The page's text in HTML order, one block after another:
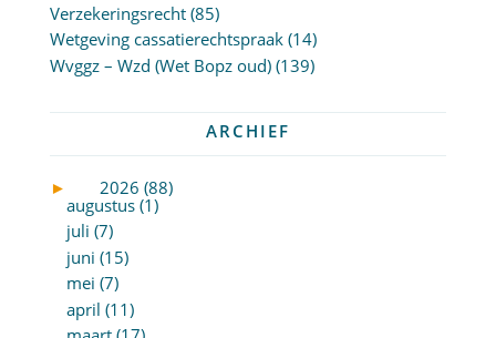
Verzekeringsrecht(85)
Wetgeving cassatierechtspraak(14)
Wvggz – Wzd (Wet Bopz oud)(139)
ARCHIEF
►
2026 (88)
augustus (1)
juli (7)
juni (15)
mei (7)
april (11)